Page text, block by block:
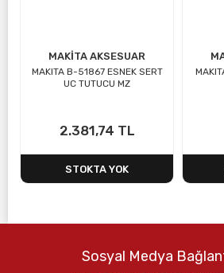
MAKİTA AKSESUAR
MAKITA B-51867 ESNEK SERT
UC TUTUCU MZ
2.381,74 TL
STOKTA YOK
Sosyal Medya